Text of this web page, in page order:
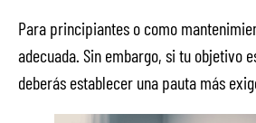
Para principiantes o como
adecuada. Sin embargo, si tu objetivo
deberás establecer una pauta más